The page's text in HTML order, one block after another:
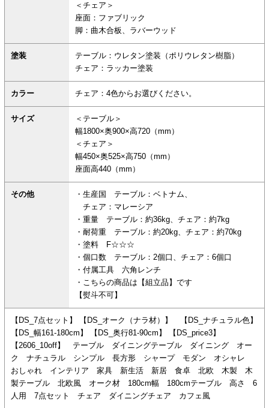
＜チェア＞
座面：ファブリック
脚：曲木合板、ラバーウッド
塗装
テーブル：ウレタン塗装（ポリウレタン樹脂）
チェア：ラッカー塗装
カラー チェア：4色からお選びください。
サイズ
＜テーブル＞
幅1800×奥900×高720（mm）
＜チェア＞
幅450×奥525×高750（mm）
座面高440（mm）
その他
・生産国 テーブル：ベトナム、
チェア：マレーシア
・重量 テーブル：約36kg、チェア：約7kg
・耐荷重 テーブル：約20kg、チェア：約70kg
・塗料 F☆☆☆
・個口数 テーブル：2個口、チェア：6個口
・付属工具 六角レンチ
・こちらの商品は【組立品】です
【熨斗不可】
【DS_7点セット】 【DS_オーク（ナラ材）】 【DS_ナチュラル色】
【DS_幅161-180cm】 【DS_奥行81-90cm】 【DS_price3】
【2606_10off】 テーブル ダイニングテーブル ダイニング オー
ク ナチュラル シンプル 長方形 シャープ モダン オシャレ
おしゃれ インテリア 家具 新生活 新居 食卓 北欧 木製 木
製テーブル 北欧風 オーク材 180cm幅 180cmテーブル 高さ 6
人用 7点セット チェア ダイニングチェア カフェ風